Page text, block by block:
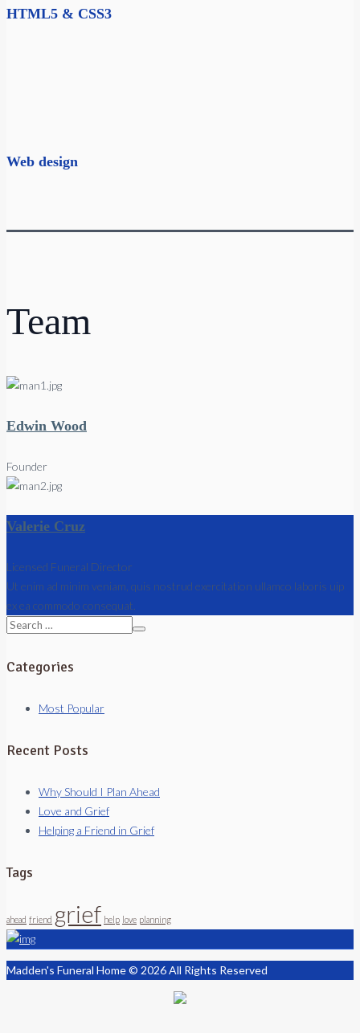
HTML5 & CSS3
Web design
Team
Edwin Wood
Founder
Valerie Cruz
Licensed Funeral Director
Ut enim ad minim veniam, quis nostrud exercitation ullamco laboris uip
ex ea commodo consequat.
Categories
Most Popular
Recent Posts
Why Should I Plan Ahead
Love and Grief
Helping a Friend in Grief
Tags
ahead friend grief help love planning
Madden's Funeral Home © 2026 All Rights Reserved